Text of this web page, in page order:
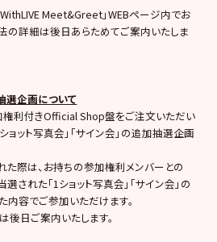
Meet&Greet」WEBページ内でお
の詳細は後日あらためてご案内いたしま
選企画について
権利付きOfficial Shop盤をご注文いただい
ョット写真会」「サイン会」の追加抽選企画
際は、お持ちの参加権利メンバーとの
選された「1ショット写真会」「サイン会」の
内容でご参加いただけます。
日ご案内いたします。